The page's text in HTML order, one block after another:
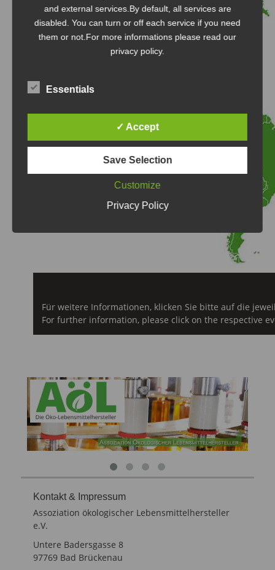
Für weitere Informationen, klicken Sie bitte auf die
For further information, please click on the respective
Kontakt & Impressum
Assoziation ökologischer Lebensmittelhersteller
e.V.
Untere Badersgasse 8
97769 Bad Brückenau
and external services.By default, all services are
disabled. You can turn or off each service if you need
them or not.For more informations please read our
privacy policy.
Essentials
✓ Accept
Save Selection
Customize
Privacy Policy